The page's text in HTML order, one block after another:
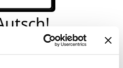
nicht